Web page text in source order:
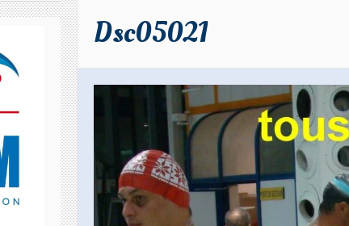
Dsc05021